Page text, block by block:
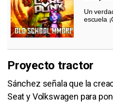
Un
escuela
Proyecto tractor
Sánchez señala que la
Seat y Volkswagen para